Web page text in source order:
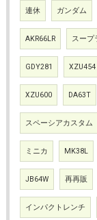
連休 ガンダム
AKR66LR スープ
GDY281 XZU454
XZU600 DA63T
スペーシアカスタム
ミニカ MK38L
JB64W 再再販
インパクトレンチ